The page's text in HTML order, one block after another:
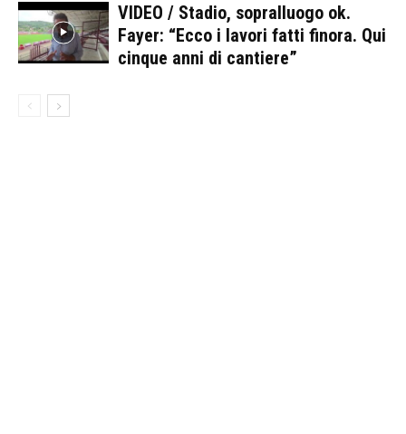
VIDEO / Stadio, sopralluogo ok.
Fayer: “Ecco i lavori fatti finora. Qui
cinque anni di cantiere”